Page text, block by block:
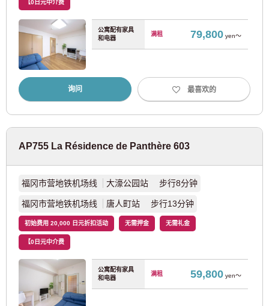
【0日元中介费
公寓配有家具
和电器
满租 79,800yen～
询问 最喜欢的
AP755 La Résidence de Panthère 603
福冈市营地铁机场线 大濠公园站 步行8分钟
福冈市营地铁机场线 唐人町站 步行13分钟
初始费用 20,000 日元折扣活动 无需押金 无需礼金
【0日元中介费
公寓配有家具
和电器
满租 59,800yen～
南海高野线 (8)
阪堺电车
阪堺电铁上町线 (3)
近畿日本铁道
近铁大阪线 (4)
近铁奈良线 (2)
阪急电铁株式会社